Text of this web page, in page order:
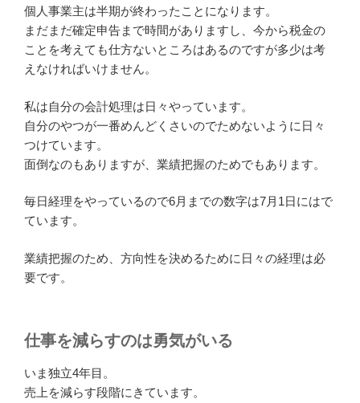
個人事業主は半期が終わったことになります。
まだまだ確定申告まで時間がありますし、今から税金の
ことを考えても仕方ないところはあるのですが多少は考
えなければいけません。
私は自分の会計処理は日々やっています。
自分のやつが一番めんどくさいのでためないように日々
つけています。
面倒なのもありますが、業績把握のためでもあります。
毎日経理をやっているので6月までの数字は7月1日にはで
ています。
業績把握のため、方向性を決めるために日々の経理は必
要です。
仕事を減らすのは勇気がいる
いま独立4年目。
売上を減らす段階にきています。